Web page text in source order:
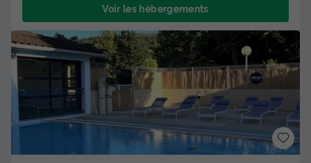
Voir les hébergements